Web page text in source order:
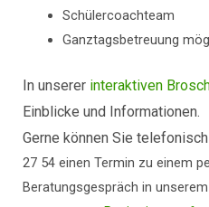
Schülercoachteam
Ganztagsbetreuung
In unserer interaktiven
Einblicke und Informationen.
Gerne können Sie
27 54 einen Termin zu einem
Beratungsgespräch in